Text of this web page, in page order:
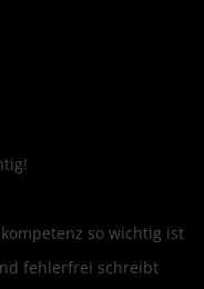
so wichtig ist
fehlerfrei schreibt